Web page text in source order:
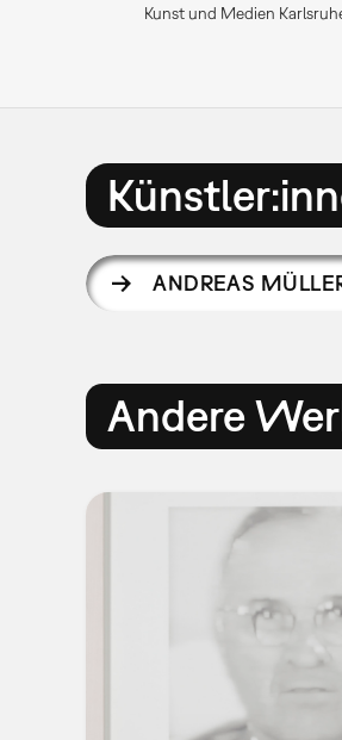
Kunst und Medien
ANDREAS
Andere